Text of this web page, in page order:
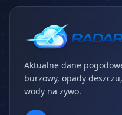
Aktualne dane
burzowy, opady
wody na żywo.